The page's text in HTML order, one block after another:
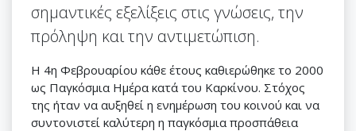
σημαντικές εξελίξεις στις γνώσεις, την
πρόληψη και την αντιμετώπιση.
Η 4η Φεβρουαρίου κάθε έτους καθιερώθηκε το 2000
ως Παγκόσμια Ημέρα κατά του Καρκίνου. Στόχος
της ήταν να αυξηθεί η ενημέρωση του κοινού και να
συντονιστεί καλύτερη η παγκόσμια προσπάθεια